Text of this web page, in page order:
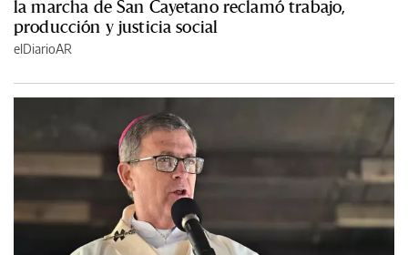
la marcha de San Cayetano reclamó trabajo,
producción y justicia social
elDiarioAR